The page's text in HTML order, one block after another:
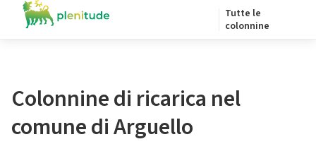
Tutte le
colonnine
Colonnine di ricarica nel
comune di Arguello